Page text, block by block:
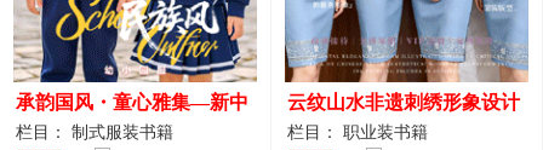
承韵国风・童心雅集—新中
式民族风小学与幼儿园全套
栏目： 制式服装书籍
云纹山水非遗刺绣形象设计
工装｜会议礼仪接待人员制
栏目： 职业装书籍